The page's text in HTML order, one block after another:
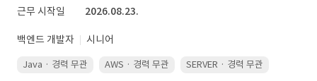
근무 시작일
2026.08.23.
백엔드 개발자 시니어
Java · 경력 무관 AWS · 경력 무관 SERVER · 경력 무관